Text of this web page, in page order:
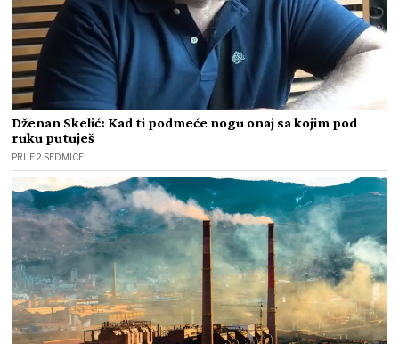
Dženan Skelić: Kad ti podmeće nogu onaj sa kojim pod
ruku putuješ
PRIJE 2 SEDMICE